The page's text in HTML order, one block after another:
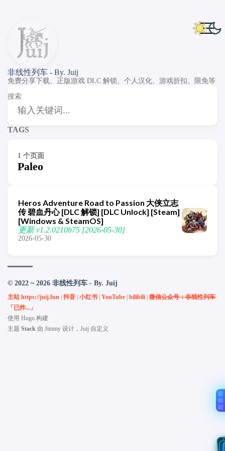
非线性列车 - By. Juij
免费分享下载、正版游戏 DLC 解锁、个人汉化、游戏折扣、限免等
搜索
TAGS
1 个页面
Paleo
Heros Adventure Road to Passion 大侠立志
传 碧血丹心 [DLC 解锁] [DLC Unlock] [Steam]
[Windows & SteamOS]
更新 v1.2.0210b75 [2026-05-30]
2026-05-30
© 2022 ~ 2026 非线性列车 - By. Juij
主站 https://juij.fun 抖音 小红书 YouTube bilibili 微信公众号：非线性列车
「已炸...」
使用 Hugo 构建
主题 Stack 由 Jimmy 设计，Juij 自定义